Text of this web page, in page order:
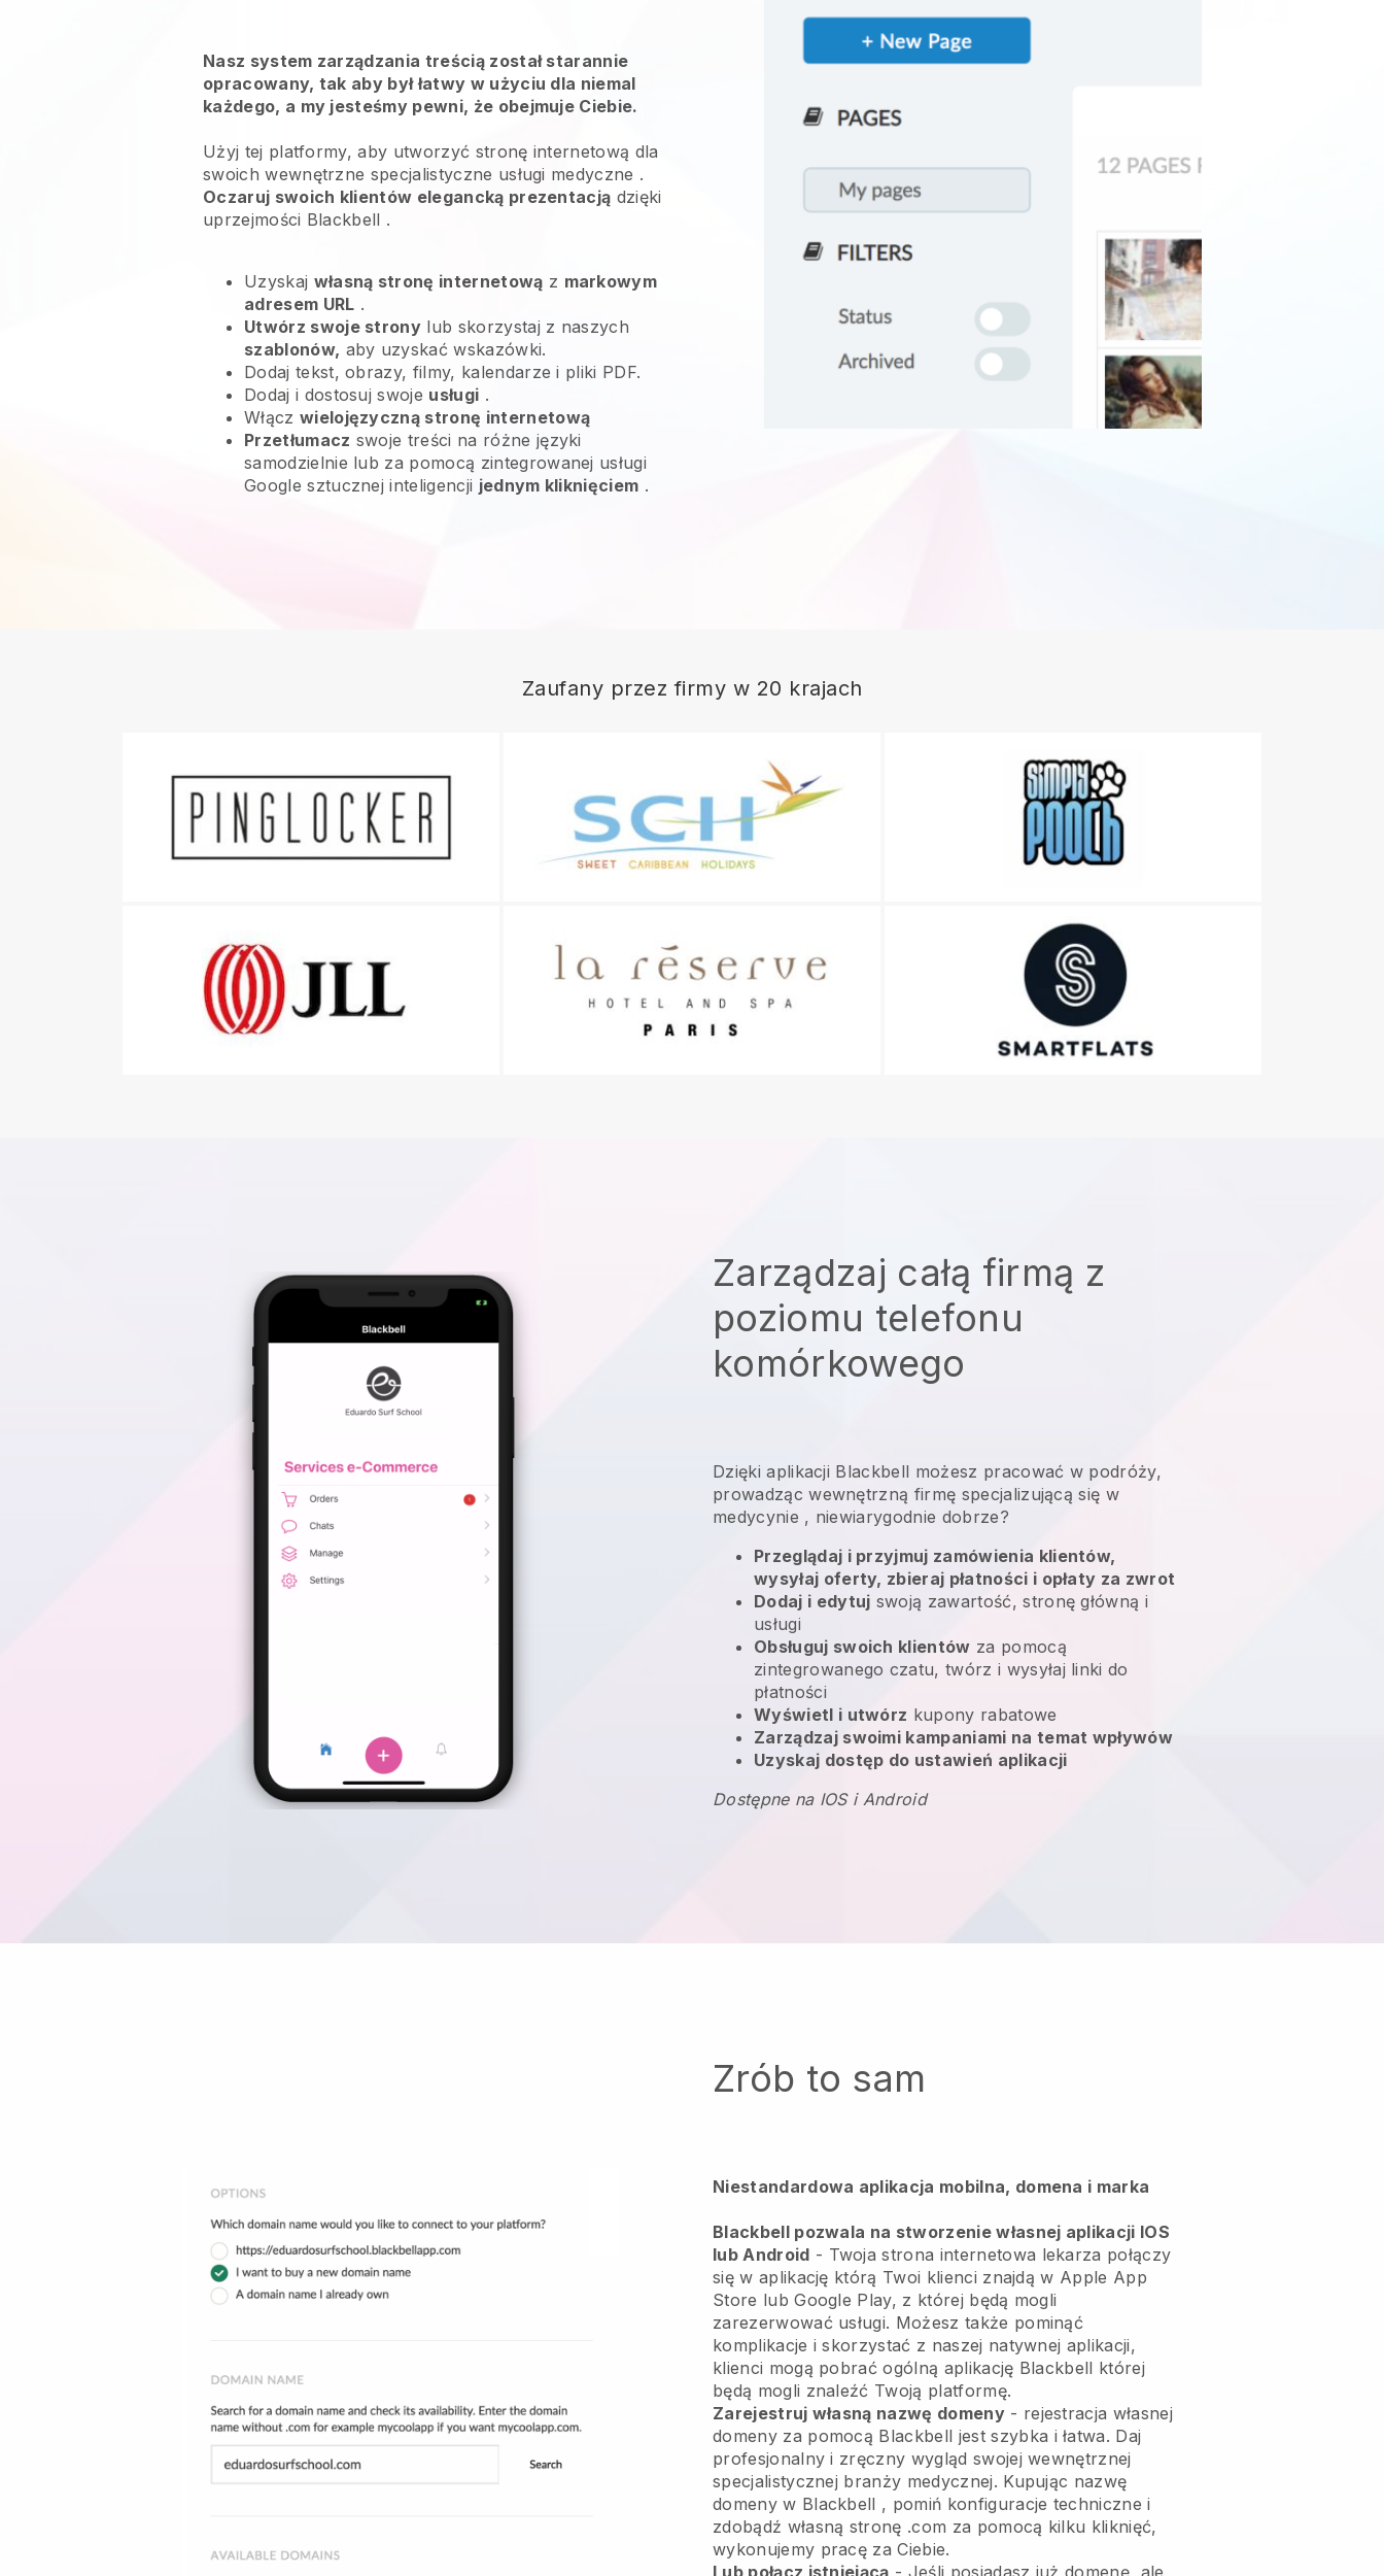
Nasz system zarządzania treścią został starannie
opracowany, tak aby był łatwy w użyciu dla niemal
każdego, a my jesteśmy pewni, że obejmuje Ciebie.
Użyj tej platformy, aby utworzyć stronę internetową dla
swoichwewnętrzne specjalistyczne usługi medyczne .
Oczaruj swoich klientów elegancką prezentacją dzięki
uprzejmości Blackbell .
Uzyskaj własną stronę internetową z markowym
adresem URL .
Utwórz swoje strony lub skorzystaj z naszych
szablonów, aby uzyskać wskazówki.
Dodaj tekst, obrazy, filmy, kalendarze i pliki PDF.
Dodaj i dostosuj swoje usługi .
Włącz wielojęzyczną stronę internetową
Przetłumacz swoje treści na różne języki
samodzielnie lub za pomocą zintegrowanej usługi
Google sztucznej inteligencji jednym kliknięciem .
Zaufany przez firmy w 20 krajach
Zarządzaj całą firmą z
poziomu telefonu
komórkowego
Dzięki aplikacji Blackbell możesz pracować w podróży,
prowadząc wewnętrzną firmę specjalizującą się w
medycynie , niewiarygodnie dobrze?
Przeglądaj i przyjmuj zamówienia klientów,
wysyłaj oferty, zbieraj płatności i opłaty za zwrot
Dodaj i edytuj swoją zawartość, stronę główną i
usługi
Obsługuj swoich klientów za pomocą
zintegrowanego czatu, twórz i wysyłaj linki do
płatności
Wyświetl i utwórz kupony rabatowe
Zarządzaj swoimi kampaniami na temat wpływów
Uzyskaj dostęp do ustawień aplikacji
Dostępne na IOS i Android
Zrób to sam
Niestandardowa aplikacja mobilna, domena i marka
Blackbell pozwala na stworzenie własnej aplikacji IOS
lub Android - Twoja strona internetowa lekarza połączy
się w aplikację którą Twoi klienci znajdą w Apple App
Store lub Google Play, z której będą mogli
zarezerwować usługi. Możesz także pominąć
komplikacje i skorzystać z naszej natywnej aplikacji,
klienci mogą pobrać ogólną aplikację Blackbell której
będą mogli znaleźć Twoją platformę.
Zarejestruj własną nazwę domeny- rejestracja własnej
domeny za pomocą Blackbell jest szybka i łatwa. Daj
profesjonalny i zręczny wygląd swojej wewnętrznej
specjalistycznej branży medycznej. Kupując nazwę
domeny w Blackbell , pomiń konfiguracje techniczne i
zdobądź własną stronę .com za pomocą kilku kliknięć,
wykonujemy pracę za Ciebie.
Lub połącz istniejącą - Jeśli posiadasz już domenę, ale